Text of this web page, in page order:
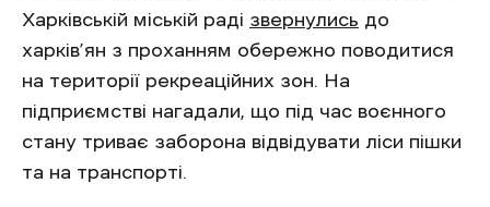
Харківській міській раді звернулись до
харків’ян з проханням обережно поводитися
на території рекреаційних зон. На
підприємстві нагадали, що під час воєнного
стану триває заборона відвідувати ліси пішки
та на транспорті.